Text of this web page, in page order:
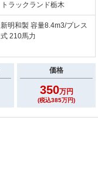
トラックランド栃木
新明和製 容量8.4m3/プレス
式 210馬力
価格
350万円
(税込385万円)